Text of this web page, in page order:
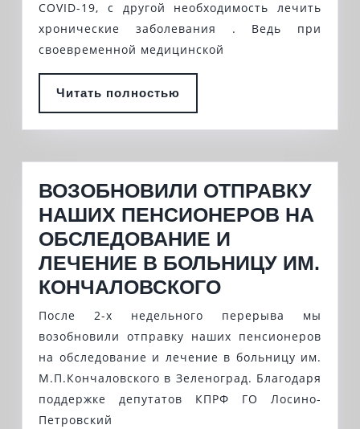
СТРАНЕ
COVID-19, с другой необходимость лечить
хронические заболевания . Ведь при
своевременной медицинской
Читать полностью
полностью
ВОЗОБНОВИЛИ ОТПРАВКУ
НАШИХ ПЕНСИОНЕРОВ НА
ОБСЛЕДОВАНИЕ И
ЛЕЧЕНИЕ В БОЛЬНИЦУ ИМ.
КОНЧАЛОВСКОГО
ОТПРАВКУ
НАШИХ
НА
После 2-х недельного перерыва мы
возобновили отправку наших пенсионеров
на обследование и лечение в больницу им.
М.П.Кончаловского в Зеленоград. Благодаря
поддержке депутатов КПРФ ГО Лосино-
Петровский